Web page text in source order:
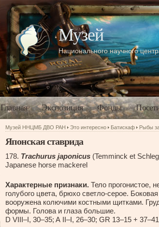
Музей
Национального научного
Главная Экспозиция Фонды
Музей ННЦМБ ДВО РАН Это интересно Батискаф Рыбы
Японская ставрида
178. Trachurus japonicus (Temminck et
Japanese horse mackerel
Характерные признаки. Тело прогонистое,
голубого цвета, брюхо светло-серое.
вооружена колючими костными щитками.
формы. Голова и глаза большие.
D VIII–I, 30–35; A II–I, 26–30; GR 13–15 +